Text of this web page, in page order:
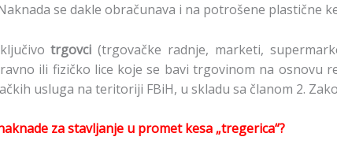
se dakle obračunava i na potrošene plastične
trgovci(trgovačke radnje, marketi,
ili fizičko lice koje se bavi trgovinom na osnovu
usluga na teritoriji FBiH, u skladu sa članom 2.
za stavljanje u promet kesa „tregerica“?